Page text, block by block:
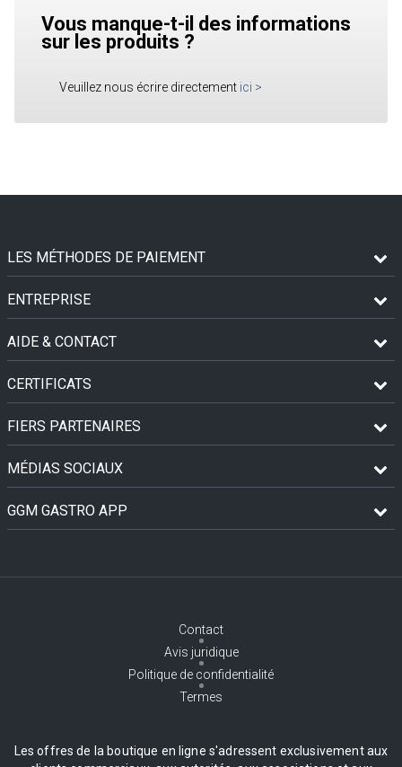
Vous manque-t-il des informations
sur les produits ?
Veuillez nous écrire directement ici >
LES MÉTHODES DE PAIEMENT
ENTREPRISE
AIDE & CONTACT
CERTIFICATS
FIERS PARTENAIRES
MÉDIAS SOCIAUX
GGM GASTRO APP
Contact
Avis juridique
Politique de confidentialité
Termes
Les offres de la boutique en ligne s'adressent exclusivement aux